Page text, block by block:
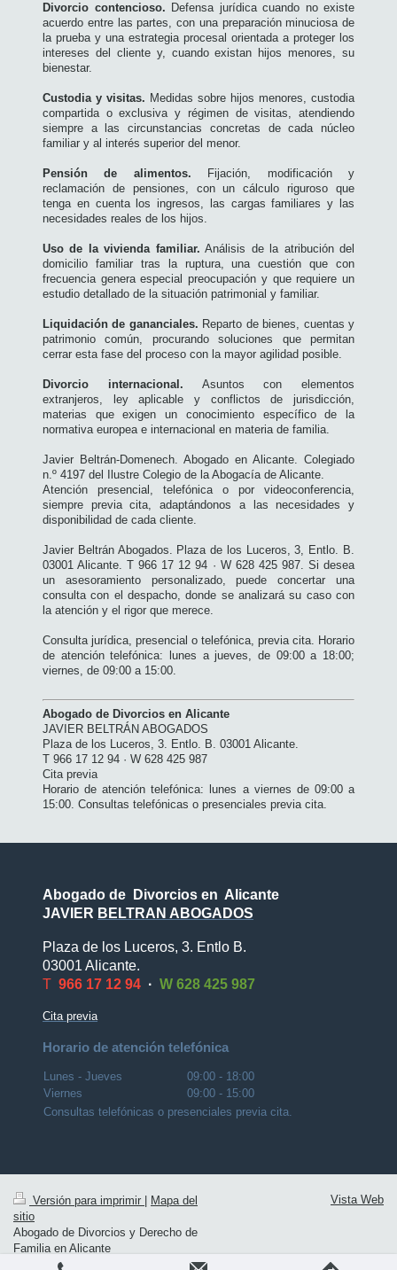
Divorcio contencioso. Defensa jurídica cuando no existe
acuerdo entre las partes, con una preparación minuciosa de
la prueba y una estrategia procesal orientada a proteger los
intereses del cliente y, cuando existan hijos menores, su
bienestar.
Custodia y visitas. Medidas sobre hijos menores, custodia
compartida o exclusiva y régimen de visitas, atendiendo
siempre a las circunstancias concretas de cada núcleo
familiar y al interés superior del menor.
Pensión de alimentos. Fijación, modificación y
reclamación de pensiones, con un cálculo riguroso que
tenga en cuenta los ingresos, las cargas familiares y las
necesidades reales de los hijos.
Uso de la vivienda familiar. Análisis de la atribución del
domicilio familiar tras la ruptura, una cuestión que con
frecuencia genera especial preocupación y que requiere un
estudio detallado de la situación patrimonial y familiar.
Liquidación de gananciales. Reparto de bienes, cuentas y
patrimonio común, procurando soluciones que permitan
cerrar esta fase del proceso con la mayor agilidad posible.
Divorcio internacional. Asuntos con elementos
extranjeros, ley aplicable y conflictos de jurisdicción,
materias que exigen un conocimiento específico de la
normativa europea e internacional en materia de familia.
Javier Beltrán-Domenech. Abogado en Alicante. Colegiado
n.º 4197 del Ilustre Colegio de la Abogacía de Alicante.
Atención presencial, telefónica o por videoconferencia,
siempre previa cita, adaptándonos a las necesidades y
disponibilidad de cada cliente.
Javier Beltrán Abogados. Plaza de los Luceros, 3, Entlo. B.
03001 Alicante. T 966 17 12 94 · W 628 425 987. Si desea
un asesoramiento personalizado, puede concertar una
consulta con el despacho, donde se analizará su caso con
la atención y el rigor que merece.
Consulta jurídica, presencial o telefónica, previa cita. Horario
de atención telefónica: lunes a jueves, de 09:00 a 18:00;
viernes, de 09:00 a 15:00.
Abogado de Divorcios en Alicante
JAVIER BELTRÁN ABOGADOS
Plaza de los Luceros, 3. Entlo. B. 03001 Alicante.
T 966 17 12 94 · W 628 425 987
Cita previa
Horario de atención telefónica: lunes a viernes de 09:00 a
15:00. Consultas telefónicas o presenciales previa cita.
Abogado de Divorcios en Alicante
JAVIER BELTRAN ABOGADOS
Plaza de los Luceros, 3. Entlo B.
03001 Alicante.
T 966 17 12 94 · W 628 425 987
Cita previa
Horario de atención telefónica
Lunes - Jueves 09:00 - 18:00
Viernes
09:00 - 15:00
Consultas telefónicas o presenciales previa cita.
Versión para imprimir
Mapa del
sitio
Abogado de Divorcios y Derecho de
Familia en Alicante
Vista Web